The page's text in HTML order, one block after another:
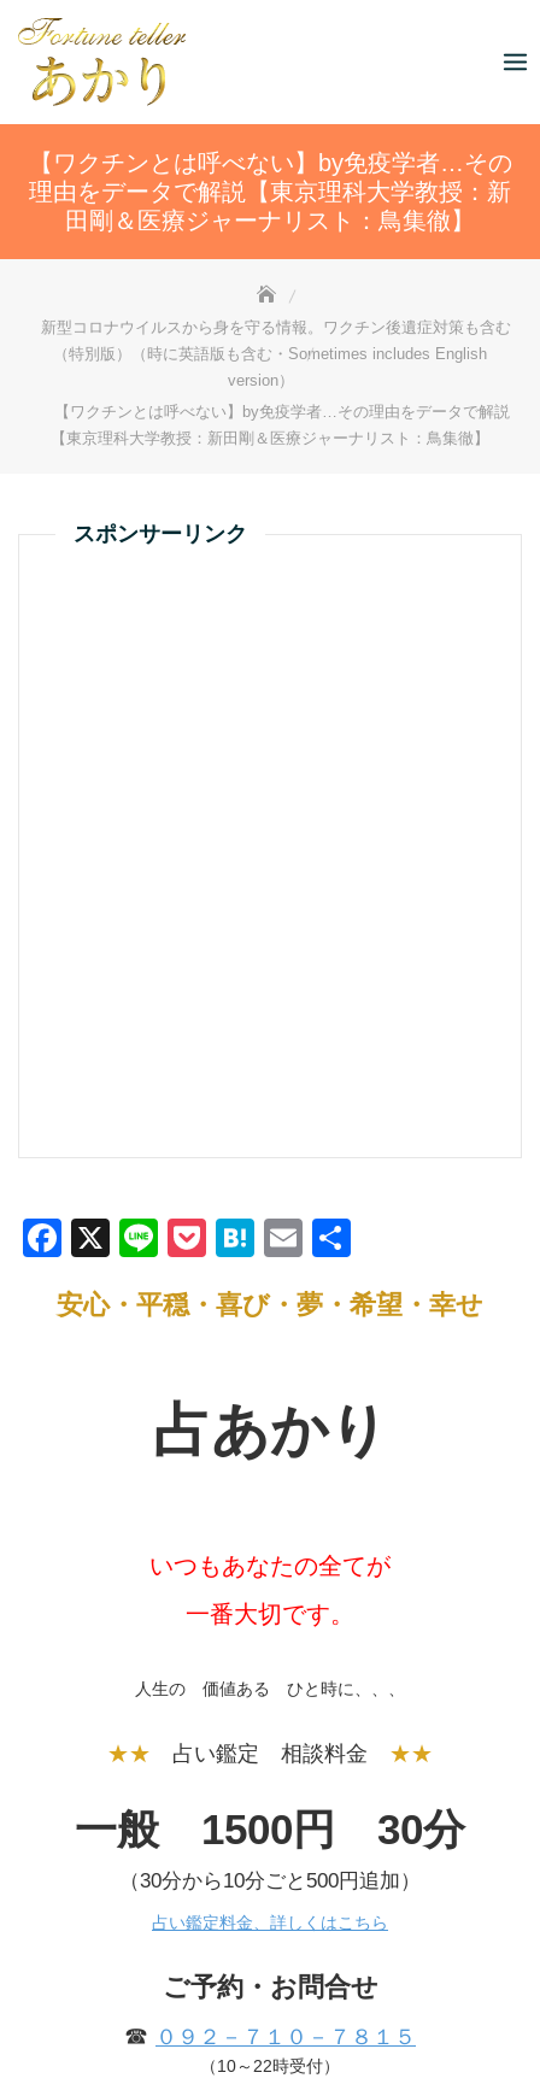
content
【ワクチンとは呼べない】by免疫学者…その
理由をデータで解説【東京理科大学教授：新
田剛＆医療ジャーナリスト：鳥集徹】
新型コロナウイルスから身を守る情報。ワクチン後遺症対策も含む
（特別版）（時に英語版も含む・Sometimes includes English
version）
【ワクチンとは呼べない】by免疫学者…その理由をデータで解説
【東京理科大学教授：新田剛＆医療ジャーナリスト：鳥集徹】
スポンサーリンク
F
c
X
Li
e
P
ck
H
e
E
ail
安心・平穏・喜び・夢・希望・幸せ
占あかり
いつもあなたの全てが
一番大切です。
人生の 価値ある ひと時に、、、
★★ 占い鑑定 相談料金 ★★
一般 1500円 30分
（30分から10分ごと500円追加）
占い鑑定料金、詳しくはこちら
ご予約・お問合せ
☎ ０９２－７１０－７８１５
（10～22時受付）